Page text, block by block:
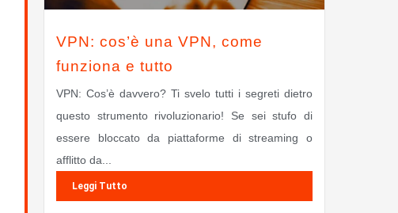
VPN: cos’è una VPN, come
funziona e tutto
VPN: Cos’è davvero? Ti svelo tutti i segreti dietro
questo strumento rivoluzionario! Se sei stufo di
essere bloccato da piattaforme di streaming o
afflitto da...
Leggi Tutto